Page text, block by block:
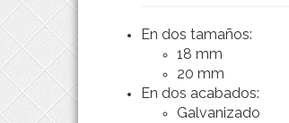
En dos tamaños:
18 mm
20 mm
En dos acabados:
Galvanizado